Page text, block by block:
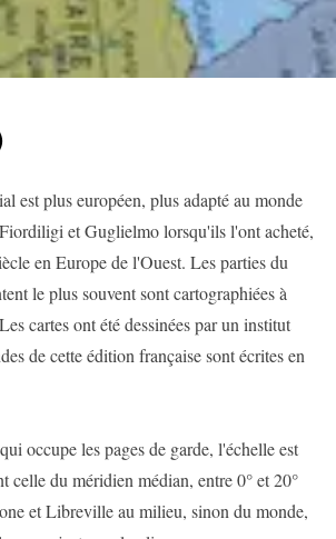
est plus européen, plus adapté au monde
et Guglielmo lorsqu'ils l'ont acheté,
en Europe de l'Ouest. Les parties du
le plus souvent sont cartographiées à
cartes ont été dessinées par un institut
de cette édition française sont écrites en
occupe les pages de garde, l'échelle est
celle du méridien médian, entre 0° et 20°
et Libreville au milieu, sinon du monde,